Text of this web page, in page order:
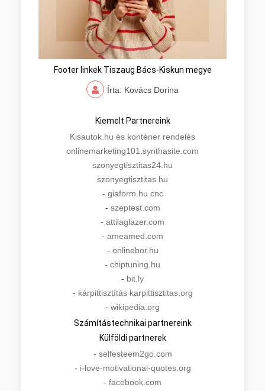
Footer linkek Tiszaug Bács-Kiskun megye
Írta: Kovács Dorina
Kiemelt Partnereink
Kisautok.hu és konténer rendelés
onlinemarketing101.synthasite.com
szonyegtisztitas24.hu
szonyegtisztitas.hu
- giaform.hu cnc
- szeptest.com
- attilaglazer.com
- ameamed.com
- onlinebor.hu
- chiptuning.hu
- bit.ly
- kárpittisztítás karpittisztitas.org
- wikipedia.org
Számítástechnikai partnereink
Külföldi partnerek
- selfesteem2go.com
- i-love-motivational-quotes.org
- facebook.com